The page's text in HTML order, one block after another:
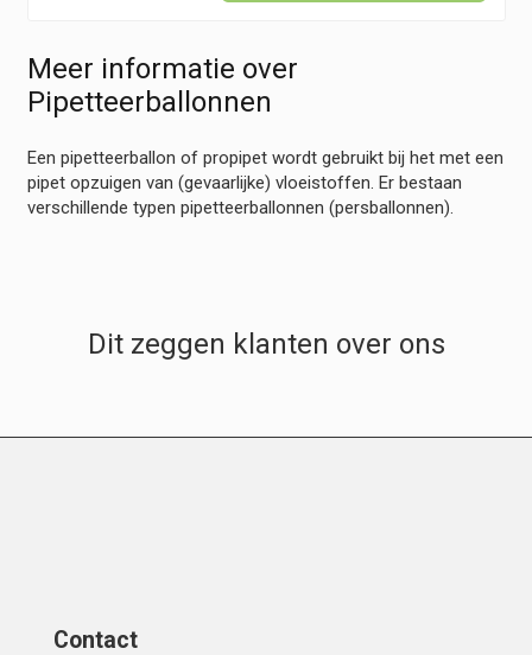
Meer informatie over
Pipetteerballonnen
Een pipetteerballon of propipet wordt gebruikt bij het met een
pipet opzuigen van (gevaarlijke) vloeistoffen. Er bestaan
verschillende typen pipetteerballonnen (persballonnen).
Dit zeggen klanten over ons
Contact